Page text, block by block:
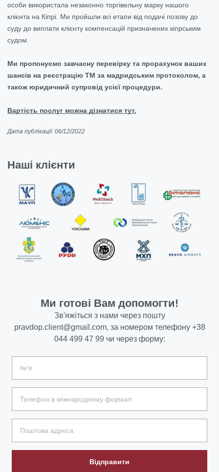
особи використала незаконно торгівельну марку нашого
клієнта на Кіпрі. Ми пройшли всі етапи від подачі позову до
суду до виплати клієнту компенсацій призначених кіпрським
судом.
Ми пропонуємо завчасну перевірку та прорахунок ваших
шансів на реєстрацію ТМ за мадридським протоколом, а
також юридичний супровід усієї процедури.
Вартість послуг можна дізнатися тут.
Дата публікації: 06/12/2022
Наші клієнти
Ми готові Вам допомогти!
Зв'яжіться з нами через пошту
pravdop.client@gmail.com, за номером телефону +38
044 499 47 99 чи через форму:
Відправити